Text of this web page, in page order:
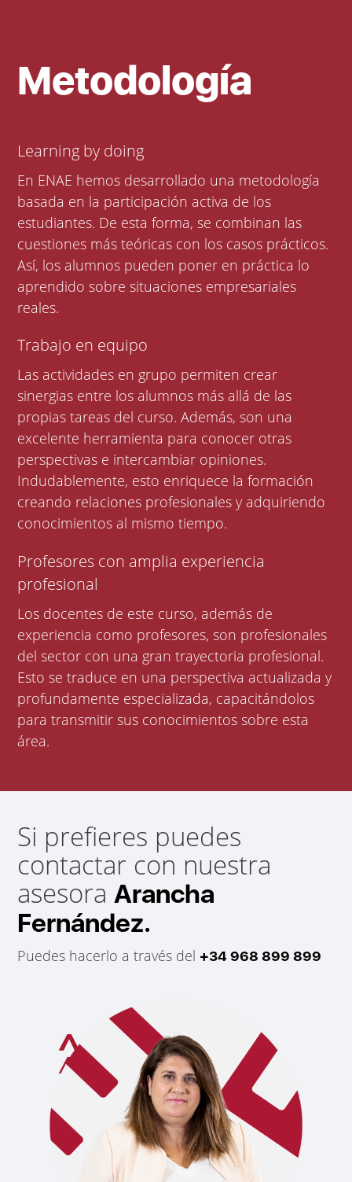
Metodología
Learning by doing
En ENAE hemos desarrollado una metodología
basada en la participación activa de los
estudiantes. De esta forma, se combinan las
cuestiones más teóricas con los casos prácticos.
Así, los alumnos pueden poner en práctica lo
aprendido sobre situaciones empresariales
reales.
Trabajo en equipo
Las actividades en grupo permiten crear
sinergias entre los alumnos más allá de las
propias tareas del curso. Además, son una
excelente herramienta para conocer otras
perspectivas e intercambiar opiniones.
Indudablemente, esto enriquece la formación
creando relaciones profesionales y adquiriendo
conocimientos al mismo tiempo.
Profesores con amplia experiencia
profesional
Los docentes de este curso, además de
experiencia como profesores, son profesionales
del sector con una gran trayectoria profesional.
Esto se traduce en una perspectiva actualizada y
profundamente especializada, capacitándolos
para transmitir sus conocimientos sobre esta
área.
Si prefieres puedes
contactar con nuestra
asesoraArancha
Fernández.
Puedes hacerlo a través del +34 968 899 899